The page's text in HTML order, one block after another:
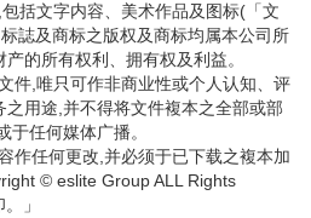
括文字内容、美术作品及图标(「文
誌及商标之版权及商标均属本公司所
的所有权利、拥有权及利益。
件,唯只可作非商业性或个人认知、评
用途,并不得将文件複本之全部或部
于任何媒体广播。
作任何更改,并必须于已下载之複本加
© eslite Group ALL Rights
」